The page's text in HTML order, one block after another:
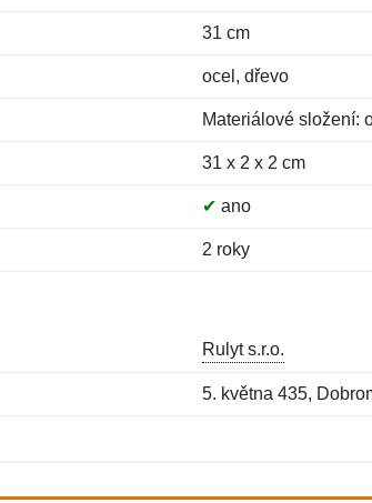
31 cm
ocel, dřevo
Materiálové složení:
31 x 2 x 2 cm
✔ ano
2 roky
Rulyt s.r.o.
5. května 435,